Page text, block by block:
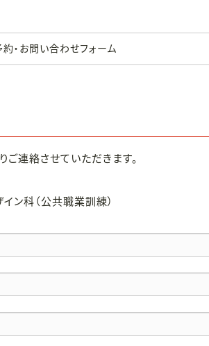
約・お問い合わせフォーム
連絡させていただきます。
ン科（公共職業訓練）